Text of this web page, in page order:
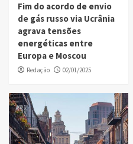
Fim do acordo de envio
de gás russo via Ucrânia
agrava tensões
energéticas entre
Europa e Moscou
Redação 02/01/2025